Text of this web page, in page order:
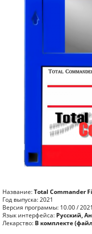
Название:Total Commander
Год выпуска: 2021
Версия программы: 10.00 /
Язык интерфейса: Русский,
Лекарство: В комплекте